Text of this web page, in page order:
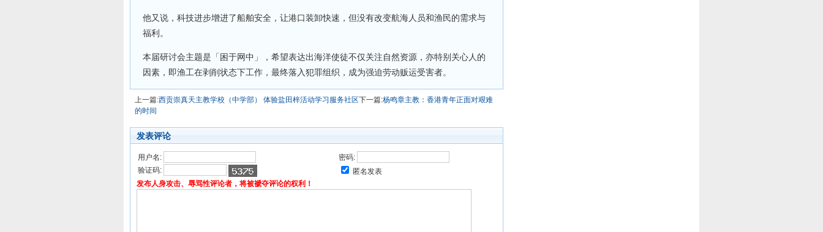
他又说，科技进步增进了船舶安全，让港口装卸快速，但没有改变航海人员和渔民的需求与
福利。
本届研讨会主题是「困于网中」，希望表达出海洋使徒不仅关注自然资源，亦特别关心人的
因素，即渔工在剥削状态下工作，最终落入犯罪组织，成为强迫劳动贩运受害者。
上一篇:西贡崇真天主教学校（中学部） 体验盐田梓活动学习服务社区下一篇:杨鸣章主教：香港青年正面对艰难
的时间
发表评论
用户名:
密码:
验证码:
匿名发表
发布人身攻击、辱骂性评论者，将被褫夺评论的权利！